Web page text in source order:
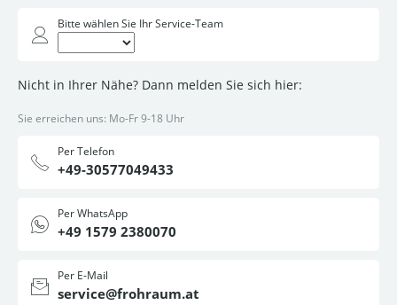
Bitte wählen Sie Ihr Service-Team
Nicht in Ihrer Nähe? Dann melden Sie sich hier:
Sie erreichen uns: Mo-Fr 9-18 Uhr
Per Telefon
+49-30577049433
Per WhatsApp
+49 1579 2380070
Per E-Mail
service@frohraum.at